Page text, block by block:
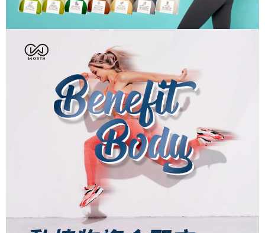
【注意事項】
１．透過由恩沛科技股份有限公司提供之「AFTEE先享後付」服務完成之交
權轉讓予恩沛科技股份有限公司。
２．關於個人資料處理事宜，請瀏覽以下網址：
https://aftee.tw/terms/#terms3
３．未成年的使用者請事先徵得法定代理人或監護人之同意方可使用
「AFTEE先享後付」，若未經同意申辦者引起之損失，本公司不負相關責
４．使用「AFTEE先享後付」時，將依據個別帳號之用戶狀況，依本公司即
時審查核予不同之上限額度；若仍有額度不足之情形，本公司將視審查結果
請求用戶進行身份認證。
５．嚴禁一人註冊多個帳號或使用他人資訊註冊。若發現惡意使用之情形，
恩沛科技股份有限公司將有權停止該用戶之使用額度並採取法律行動。
國家/地區配送 查看運費